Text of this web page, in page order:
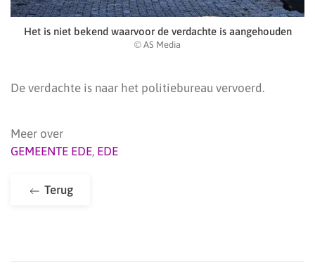
Het is niet bekend waarvoor de verdachte is aangehouden
© AS Media
De verdachte is naar het politiebureau vervoerd.
Meer over
GEMEENTE EDE, EDE
Terug